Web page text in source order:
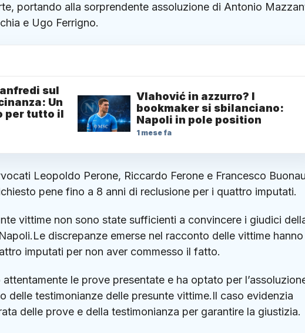
portando alla sorprendente assoluzione di Antonio
e Ugo Ferrigno.
sul
Un
per tutto il
Vlahović in azzurro? I
bookmaker si sbilanciano:
Napoli in pole position
1 mese fa
Leopoldo Perone, Riccardo Ferone e Francesco
pene fino a 8 anni di reclusione per i quattro imputati.
vittime non sono state sufficienti a convincere i giudici
discrepanze emerse nel racconto delle vittime hanno
imputati per non aver commesso il fatto.
le prove presentate e ha optato per
delle testimonianze delle presunte vittime.Il caso evidenzia
delle prove e della testimonianza per garantire la giustizia.